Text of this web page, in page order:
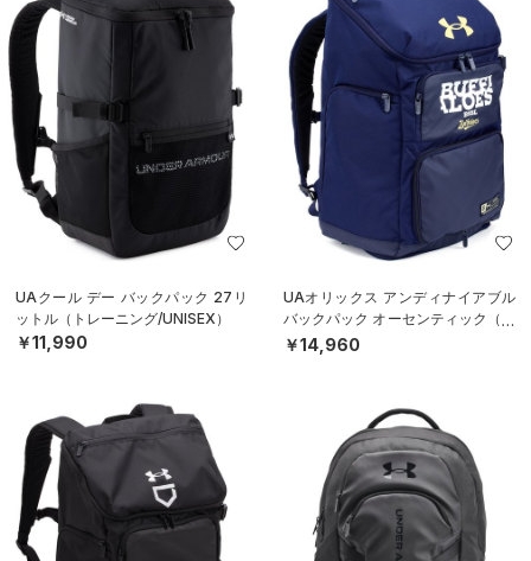
UAクール デー バックパック 27リ
ットル（トレーニング/UNISEX）
￥11,990
UAオリックス アンディナイアブル
バックパック オーセンティック（ベ
ースボール/MEN）
￥14,960